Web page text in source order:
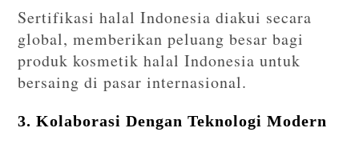
Sertifikasi halal Indonesia diakui secara
global, memberikan peluang besar bagi
produk kosmetik halal Indonesia untuk
bersaing di pasar internasional.
3. Kolaborasi Dengan Teknologi Modern